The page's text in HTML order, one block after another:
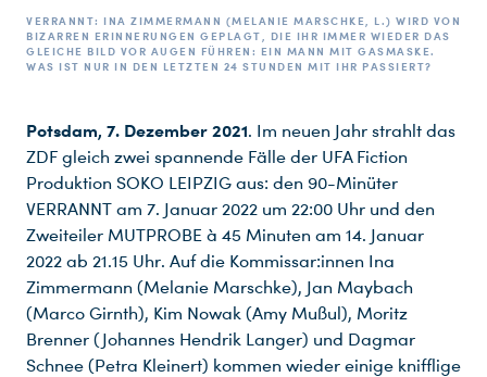
VERRANNT: INA ZIMMERMANN (MELANIE MARSCHKE, L.) WIRD VON
BIZARREN ERINNERUNGEN GEPLAGT, DIE IHR IMMER WIEDER DAS
GLEICHE BILD VOR AUGEN FÜHREN: EIN MANN MIT GASMASKE.
WAS IST NUR IN DEN LETZTEN 24 STUNDEN MIT IHR PASSIERT?
Potsdam, 7. Dezember 2021. Im neuen Jahr strahlt das
ZDF gleich zwei spannende Fälle der UFA Fiction
Produktion SOKO LEIPZIG aus: den 90-Minüter
VERRANNT am 7. Januar 2022 um 22:00 Uhr und den
Zweiteiler MUTPROBE à 45 Minuten am 14. Januar
2022 ab 21.15 Uhr. Auf die Kommissar:innen Ina
Zimmermann (Melanie Marschke), Jan Maybach
(Marco Girnth), Kim Nowak (Amy Mußul), Moritz
Brenner (Johannes Hendrik Langer) und Dagmar
Schnee (Petra Kleinert) kommen wieder einige knifflige